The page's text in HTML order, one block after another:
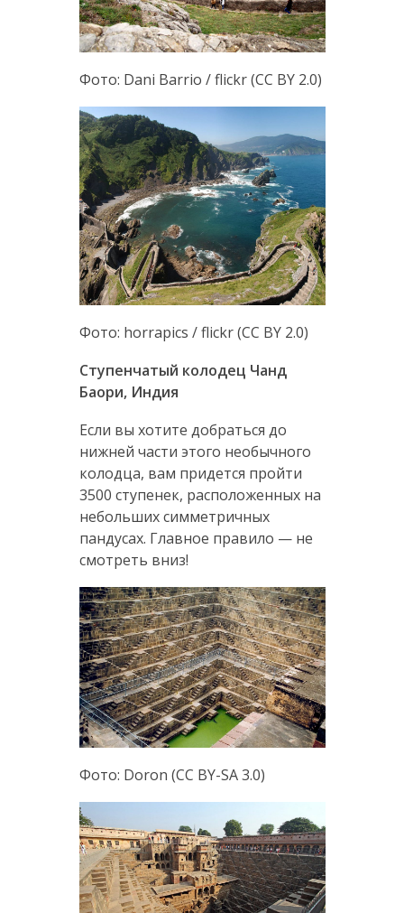
Фото: Dani Barrio / flickr (CC BY 2.0)
Фото: horrapics / flickr (CC BY 2.0)
Ступенчатый колодец Чанд
Баори, Индия
Если вы хотите добраться до
нижней части этого необычного
колодца, вам придется пройти
3500 ступенек, расположенных на
небольших симметричных
пандусах. Главное правило — не
смотреть вниз!
Фото: Doron (CC BY-SA 3.0)